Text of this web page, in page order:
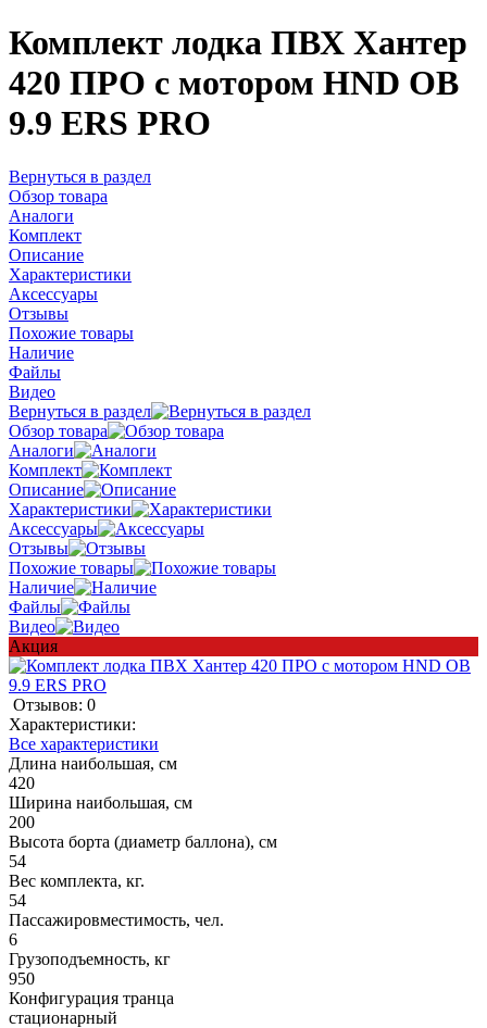
Комплект лодка ПВХ Хантер
420 ПРО с мотором HND OB
9.9 ERS PRO
Вернуться в раздел
Обзор товара
Аналоги
Комплект
Описание
Характеристики
Аксессуары
Отзывы
Похожие товары
Наличие
Файлы
Видео
Вернуться в раздел
Обзор товара
Аналоги
Комплект
Описание
Характеристики
Аксессуары
Отзывы
Похожие товары
Наличие
Файлы
Видео
Акция
Отзывов: 0
Характеристики:
Все характеристики
Длина наибольшая, см
420
Ширина наибольшая, см
200
Высота борта (диаметр баллона), см
54
Вес комплекта, кг.
54
Пассажировместимость, чел.
6
Грузоподъемность, кг
950
Конфигурация транца
стационарный